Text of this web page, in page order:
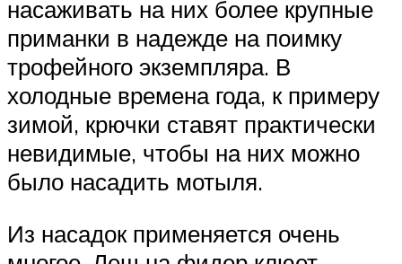
насаживать на них более крупные
приманки в надежде на поимку
трофейного экземпляра. В
холодные времена года, к примеру
зимой, крючки ставят практически
невидимые, чтобы на них можно
было насадить мотыля.
Из насадок применяется очень